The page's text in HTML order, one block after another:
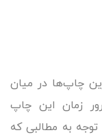
چاپ‌ها در میان
زمان این چاپ
به مطالبی که